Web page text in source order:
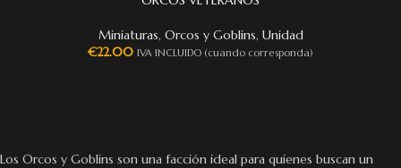
Miniaturas, Orcos y Goblins, Unidad
€22.00 IVA INCLUIDO (cuando corresponda)
Los Orcos y Goblins son una facción ideal para quienes buscan un